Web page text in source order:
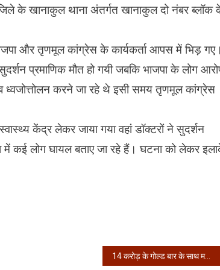
के खानाकुल थाना अंतर्गत खानाकुल दो नंबर ब्लॉक
और तृणमूल कांग्रेस के कार्यकर्ता आपस में भिड़ गए।
प्रमाणिक मौत हो गयी जबकिभाजपा के लोग
ध्वजोत्तोलन करने जा रहे थे इसी समय तृणमूल कांग्रेस
केंद्र लेकर जाया गया वहां डॉक्टरों ने सुदर्शन
में कई लोग घायल बताए जा रहे हैं। घटना को लेकर
14 करोड़ के गोल्ड बार के साथ महाराष्ट्र के तीन युवक गिरफ्तार